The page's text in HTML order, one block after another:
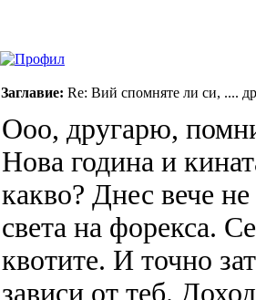
Заглавие: Re: Вий спомняте ли си, ....
Ооо, другарю,
Нова година и
какво? Днес вече
света на форекса.
квотите. И точно
зависи от теб.